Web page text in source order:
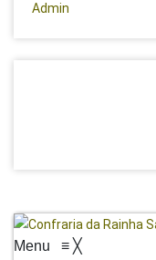
Admin
Menu ≡ ╳